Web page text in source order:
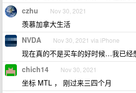
czhu Nov 30, 2021
羡慕加拿大生活
NVDA Nov 30, 2021 via iPhone
现在真的不是买车的好时候…我已经
chich14 Nov 30, 2021
坐标 MTL ， 刚过来三四个月